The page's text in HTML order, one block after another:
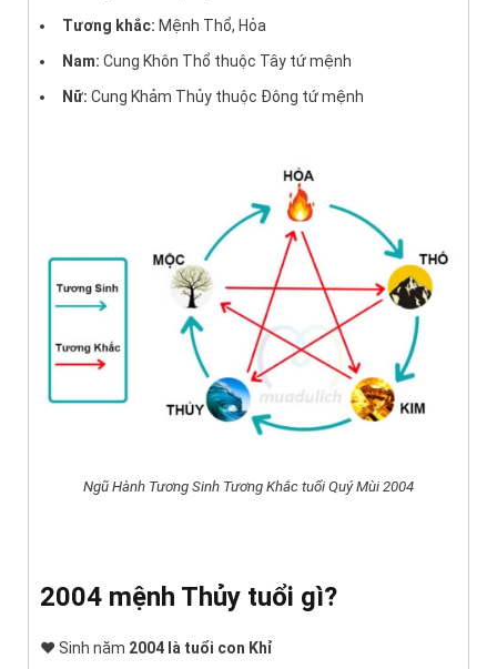
Tương khắc: Mệnh Thổ, Hỏa
Nam: Cung Khôn Thổ thuộc Tây tứ mệnh
Nữ: Cung Khảm Thủy thuộc Đông tứ mệnh
Ngũ Hành Tương Sinh Tương Khắc tuổi Quý Mùi 2004
2004 mệnh Thủy tuổi gì?
♥ Sinh năm 2004 là tuổi con Khỉ